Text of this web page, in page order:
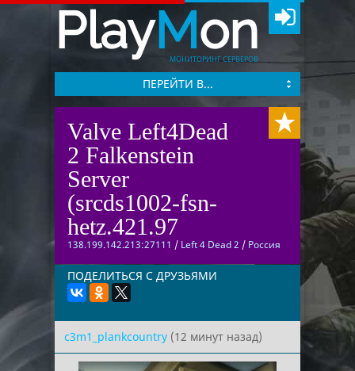
PlayMon
МОНИТОРИНГ СЕРВЕРОВ
ПЕРЕЙТИ В...
Valve Left4Dead
2 Falkenstein
Server
(srcds1002-fsn-
hetz.421.97
138.199.142.213:27111 / Left 4 Dead 2 / Россия
ПОДЕЛИТЬСЯ С ДРУЗЬЯМИ
c3m1_plankcountry (12 минут назад)